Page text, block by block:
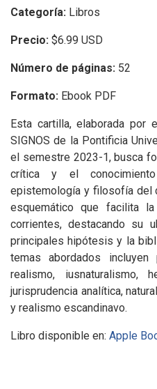
Categoría: Libros
Precio: $6.99 USD
Número de páginas: 52
Formato: Ebook PDF
Esta cartilla, elaborada por
SIGNOS de la Pontificia
el semestre 2023-1, busca
crítica y el
epistemología y filosofía del
esquemático que facilita
corrientes, destacando su
principales hipótesis y la
temas abordados incluyen
realismo, iusnaturalismo,
jurisprudencia analítica,
y realismo escandinavo.
Libro disponible en: Apple